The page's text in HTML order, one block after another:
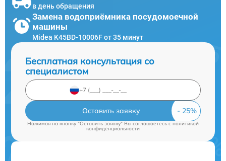
в день обращения
Замена водоприёмника посудомоечной
машины
Midea K45BD-10006F от 35 минут
Бесплатная консультация со
специалистом
Оставить заявку
Нажимая на кнопку "Оставить заявку" Вы соглашаетесь cполитикой
конфиденциальности